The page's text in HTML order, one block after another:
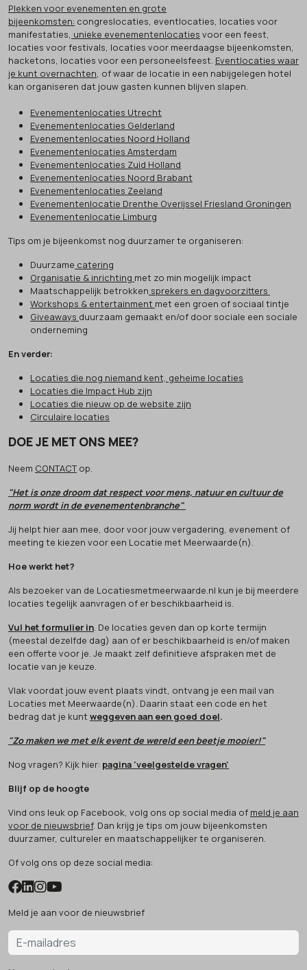
Plekken voor evenementen en grote
bijeenkomsten: congreslocaties, eventlocaties, locaties voor
manifestaties, unieke evenementenlocaties voor een feest,
locaties voor festivals, locaties voor meerdaagse bijeenkomsten,
hacketons, locaties voor een personeelsfeest. Eventlocaties waar
je kunt overnachten, of waar de locatie in een nabijgelegen hotel
kan organiseren dat jouw gasten kunnen blijven slapen.
Evenementenlocaties Utrecht
Evenementenlocaties Gelderland
Evenementenlocaties Noord Holland
Evenementenlocaties Amsterdam
Evenementenlocaties Zuid Holland
Evenementenlocaties Noord Brabant
Evenementenlocaties Zeeland
Evenementenlocatie Drenthe Overijssel Friesland Groningen
Evenementenlocatie Limburg
Tips om je bijeenkomst nog duurzamer te organiseren:
Duurzame catering
Organisatie & inrichting met zo min mogelijk impact
Maatschappelijk betrokken sprekers en dagvoorzitters
Workshops & entertainment met een groen of sociaal tintje
Giveaways duurzaam gemaakt en/of door sociale een sociale
onderneming
En verder:
Locaties die nog niemand kent, geheime locaties
Locaties die Impact Hub zijn
Locaties die nieuw op de website zijn
Circulaire locaties
DOE JE MET ONS MEE?
Neem CONTACTop.
"Het is onze droom dat respect voor mens, natuur en cultuur de
norm wordt in de evenementenbranche"
Jij helpt hier aan mee, door voor jouw vergadering, evenement of
meeting te kiezen voor een Locatie met Meerwaarde(n).
Hoe werkt het?
Als bezoeker van de Locatiesmetmeerwaarde.nl kun je bij meerdere
locaties tegelijk aanvragen of er beschikbaarheid is.
Vul het formulier in. De locaties geven dan op korte termijn
(meestal dezelfde dag) aan of er beschikbaarheid is en/of maken
een offerte voor je. Je maakt zelf definitieve afspraken met de
locatie van je keuze.
Vlak voordat jouw event plaats vindt, ontvang je een mail van
Locaties met Meerwaarde(n). Daarin staat een code en het
bedrag dat je kunt weggeven aan een goed doel.
"Zo maken we met elk event de wereld een beetje mooier!"
Nog vragen? Kijk hier: pagina 'veelgestelde vragen'
Blijf op de hoogte
Vind ons leuk op Facebook, volg ons op social media of meld je aan
voor de nieuwsbrief. Dan krijg je tips om jouw bijeenkomsten
duurzamer, cultureler en maatschappelijker te organiseren.
Of volg ons op deze social media:
Meld je aan voor de nieuwsbrief